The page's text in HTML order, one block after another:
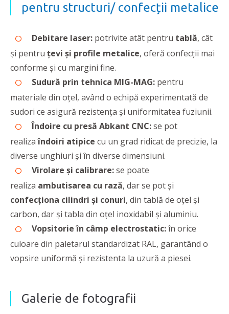
pentru structuri/ confecții metalice
Debitare laser: potrivite atât pentru tablă, cât
şi pentru ţevi şi profile metalice, oferă confecții mai
conforme și cu margini fine.
Sudură prin tehnica MIG-MAG: pentru
materiale din oțel, având o echipă experimentată de
sudori ce asigură rezistenţa şi uniformitatea fuziunii.
Îndoire cu presă Abkant CNC:se pot
realizaîndoiri atipice cu un grad ridicat de precizie, la
diverse unghiuri şi în diverse dimensiuni.
Virolare şi calibrare:se poate
realiza ambutisarea cu rază, dar se pot şi
confecţiona cilindri şi conuri, din tablă de oţel şi
carbon, dar şi tabla din oţel inoxidabil şi aluminiu.
Vopsitorie în câmp electrostatic:în orice
culoare din paletarul standardizat RAL, garantând o
vopsire uniformă şi rezistenta la uzură a piesei.
Galerie de fotografii